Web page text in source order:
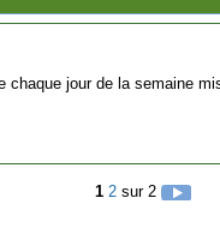
chaque jour de la semaine
1 2 sur 2